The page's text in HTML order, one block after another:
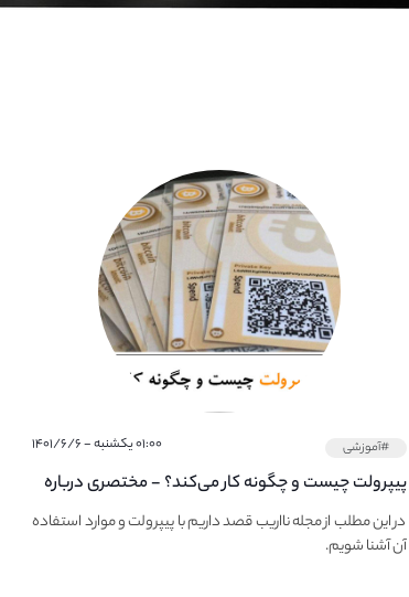
#آموزشی ۰۱:۰۰ یکشنبه - ۱۴۰۱/۶/۶
پیپر‌ولت چیست و چگونه کار می‌کند؟ - مختصری درباره
PaperWallet
در این مطلب از مجله نااریب قصد داریم با پیپر‌ولت و موارد استفاده
آن آشنا شویم.